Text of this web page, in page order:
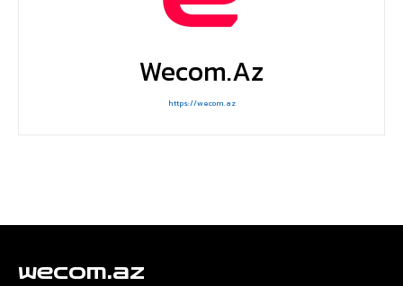
Wecom.az
https://wecom.az
wecom.az